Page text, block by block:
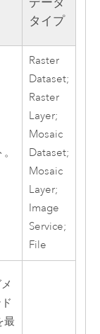
タイプ
Raster
Dataset;
Raster
Layer;
Mosaic
Dataset;
Mosaic
Layer;
Image
Service;
File
最